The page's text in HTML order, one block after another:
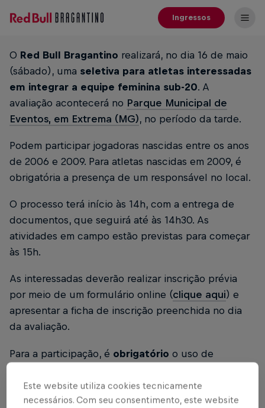
Ingressos
O Red Bull Bragantino realizará, no dia 16 de maio
(sábado), uma seletiva para atletas interessadas
em integrar a equipe feminina sub-20. A
avaliação acontecerá no Parque Municipal de
Eventos, em Extrema (MG), no período da tarde.
Podem participar jogadoras nascidas entre os anos
de 2006 e 2009. Para atletas nascidas em 2009, é
obrigatória a presença de um responsável no local.
O processo terá início às 14h, com a entrega de
documentos, que seguirá até às 14h30. As
atividades em campo estão previstas para começar
às 15h.
As interessadas deverão realizar inscrição prévia
por meio de um formulário online (clique aqui) e
apresentar a ficha de inscrição preenchida no dia
da avaliação.
Para a participação, é obrigatório o uso de
chuteira e caneleira, além daapresentação dos
seguintes documentos:RG ou CPF para
Este website utiliza cookies tecnicamente
necessários. Com seu consentimento, este website